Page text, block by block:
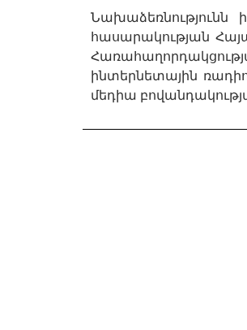
Նախաձեռնությունն
հասարակության
ինտերնետային
մեդիա